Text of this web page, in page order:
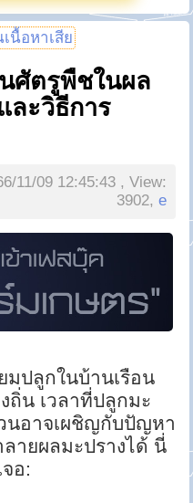
นื้อหาเสีย
ศัตรูพืชในผล
ละวิธีการ
11/09 12:45:43 , View:
3902,e
มปลูกในบ้านเรือน
ถิ่น เวลาที่ปลูกมะ
นอาจเผชิญกับปัญหา
ายผลมะปรางได้ นี่
อ: